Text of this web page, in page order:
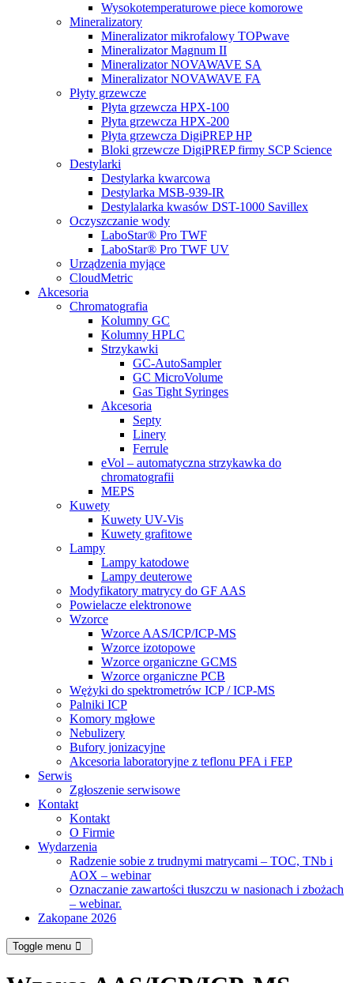
Wysokotemperaturowe piece komorowe
Mineralizatory
Mineralizator mikrofalowy TOPwave
Mineralizator Magnum II
Mineralizator NOVAWAVE SA
Mineralizator NOVAWAVE FA
Płyty grzewcze
Płyta grzewcza HPX-100
Płyta grzewcza HPX-200
Płyta grzewcza DigiPREP HP
Bloki grzewcze DigiPREP firmy SCP Science
Destylarki
Destylarka kwarcowa
Destylarka MSB-939-IR
Destylalarka kwasów DST-1000 Savillex
Oczyszczanie wody
LaboStar® Pro TWF
LaboStar® Pro TWF UV
Urządzenia myjące
CloudMetric
Akcesoria
Chromatografia
Kolumny GC
Kolumny HPLC
Strzykawki
GC-AutoSampler
GC MicroVolume
Gas Tight Syringes
Akcesoria
Septy
Linery
Ferrule
eVol – automatyczna strzykawka do
chromatografii
MEPS
Kuwety
Kuwety UV-Vis
Kuwety grafitowe
Lampy
Lampy katodowe
Lampy deuterowe
Modyfikatory matrycy do GF AAS
Powielacze elektronowe
Wzorce
Wzorce AAS/ICP/ICP-MS
Wzorce izotopowe
Wzorce organiczne GCMS
Wzorce organiczne PCB
Wężyki do spektrometrów ICP / ICP-MS
Palniki ICP
Komory mgłowe
Nebulizery
Bufory jonizacyjne
Akcesoria laboratoryjne z teflonu PFA i FEP
Serwis
Zgłoszenie serwisowe
Kontakt
Kontakt
O Firmie
Wydarzenia
Radzenie sobie z trudnymi matrycami – TOC, TNb i
AOX – webinar
Oznaczanie zawartości tłuszczu w nasionach i zbożach
– webinar.
Zakopane 2026
Toggle menu